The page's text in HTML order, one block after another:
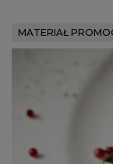
MATERIAŁ